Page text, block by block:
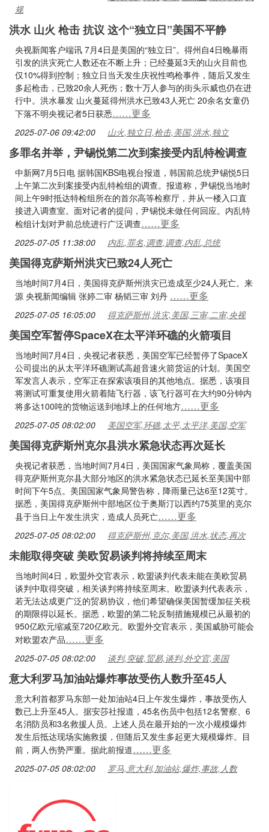
规
洪水 山火 枪击 抗议 这个“独立日”美国不平静
央视新闻客户端讯 7月4日是美国的“独立日”。得州自4日晚暴雨
引发的洪灾死亡人数还在不断上升；已经蔓延3天的山火目前也
仅10%得到控制；独立日当天发生庆祝性鸣枪事件，随后又发生
多起枪击，已致20余人死伤；数十万人参与的街头示威也仍在进
行中。洪水暴发 山火蔓延得州洪水已致43人死亡 20余名女童仍
下落不明央视记者5日获悉……更多
2025-07-06 09:42:00 山火,独立日,枪击,美国,洪水,独立
多罪名并举，尹锡悦第二次到案接受内乱特检调查
中新网7月5日电 据韩国KBS电视台报道，韩国前总统尹锡悦5日
上午第二次到案接受内乱特检组的调查。报道称，尹锡悦当地时
间上午9时抵达特检组所在的首尔高等检察厅，并从一楼入口直
接进入调查室。面对记者的提问，尹锡悦未做任何回应。内乱特
检组计划对尹前总统进行广泛调查……更多
2025-07-05 11:38:00 内乱,罪名,调查,调查,内乱,总统
美国得克萨斯州洪灾已致24人死亡
当地时间7月4日，美国得克萨斯州洪灾已造成至少24人死亡。来
源 央视新闻编辑 张婷二审 杨韬三审 刘丹 ……更多
2025-07-05 16:05:00 得克萨斯州,洪灾,美国,三审,二审,央视
美国空军暂停SpaceX在太平洋环礁的火箭项目
当地时间7月4日，央视记者获悉，美国空军已经暂停了SpaceX
公司提出的从太平洋环礁测试高超音速火箭货运的计划。美国空
军发言人表示，空军正在探索该项目的其他地点。据悉，该项目
将测试可重复使用火箭着陆飞行器，该飞行器可在大约90分钟内
将多达100吨的货物运送到地球上的任何地方……更多
2025-07-05 08:02:00 美国空军,环礁,太平,太平洋,美国,空军
美国得克萨斯州克尔县洪水紧急状态再次延长
央视记者获悉，当地时间7月4日，美国国家气象局称，覆盖美国
得克萨斯州克尔县大部分地区的洪水紧急状态已延长至美国中部
时间下午5点。美国国家气象局警告称，降雨量已达6至12英寸。
据悉，美国得克萨斯州中部地区位于奥斯汀以西约75英里的克尔
县于当日上午发生洪灾，造成人员死亡……更多
2025-07-05 08:02:00 得克萨斯州,克尔,美国,洪水,状态,再次
未能取得突破 美欧贸易谈判将持续至周末
当地时间4日，欧盟外交官表示，欧盟谈判代表未能在美欧贸易
谈判中取得突破，相关谈判将持续至周末。欧盟谈判代表表示，
若无法达成更广泛的贸易协议，他们希望确保美国暂缓加征关税
的期限得以延长。据悉，欧盟的第二轮反制措施规模已从最初的
950亿欧元缩减至720亿欧元。欧盟外交官表示，美国威胁可能会
对欧盟农产品……更多
2025-07-05 08:02:00 谈判,突破,贸易,谈判,外交官,美国
意大利罗马加油站爆炸事故受伤人数升至45人
意大利首都罗马东部一处加油站4日上午发生爆炸，事故受伤人
数已上升至45人。据安莎社报道，45名伤员中包括12名警察、6
名消防员和3名救援人员。上述人员在最开始的一次小规模爆炸
发生后抵达现场实施救援，但随后又发生多起更大规模爆炸。目
前，两人伤势严重。据此前报道……更多
2025-07-05 08:02:00 罗马,意大利,加油站,爆炸,事故,人数